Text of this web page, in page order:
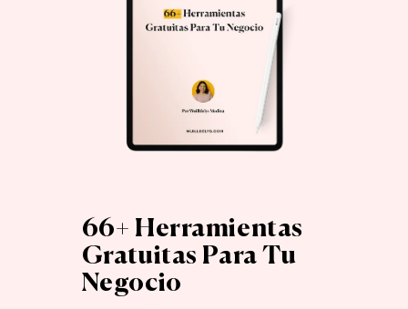
66+ Herramientas
Gratuitas Para Tu
Negocio